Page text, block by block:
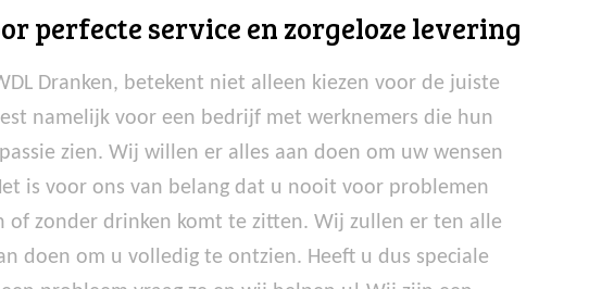
perfecte service en zorgeloze levering
Dranken, betekent niet alleen kiezen voor de juiste
namelijk voor een bedrijf met werknemers die hun
zien. Wij willen er alles aan doen om uw wensen
is voor ons van belang dat u nooit voor problemen
of zonder drinken komt te zitten. Wij zullen er ten alle
doen om u volledig te ontzien. Heeft u dus speciale